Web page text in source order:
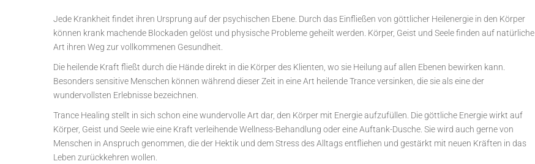
Jede Krankheit findet ihren Ursprung auf der psychischen Ebene. Durch das Einfließen von göttlicher Heilenergie in den Körper
können krank machende Blockaden gelöst und physische Probleme geheilt werden. Körper, Geist und Seele finden auf natürliche
Art ihren Weg zur vollkommenen Gesundheit.
Die heilende Kraft fließt durch die Hände direkt in die Körper des Klienten, wo sie Heilung auf allen Ebenen bewirken kann.
Besonders sensitive Menschen können während dieser Zeit in eine Art heilende Trance versinken, die sie als eine der
wundervollsten Erlebnisse bezeichnen.
Trance Healing stellt in sich schon eine wundervolle Art dar, den Körper mit Energie aufzufüllen. Die göttliche Energie wirkt auf
Körper, Geist und Seele wie eine Kraft verleihende Wellness-Behandlung oder eine Auftank-Dusche. Sie wird auch gerne von
Menschen in Anspruch genommen, die der Hektik und dem Stress des Alltags entfliehen und gestärkt mit neuen Kräften in das
Leben zurückkehren wollen.